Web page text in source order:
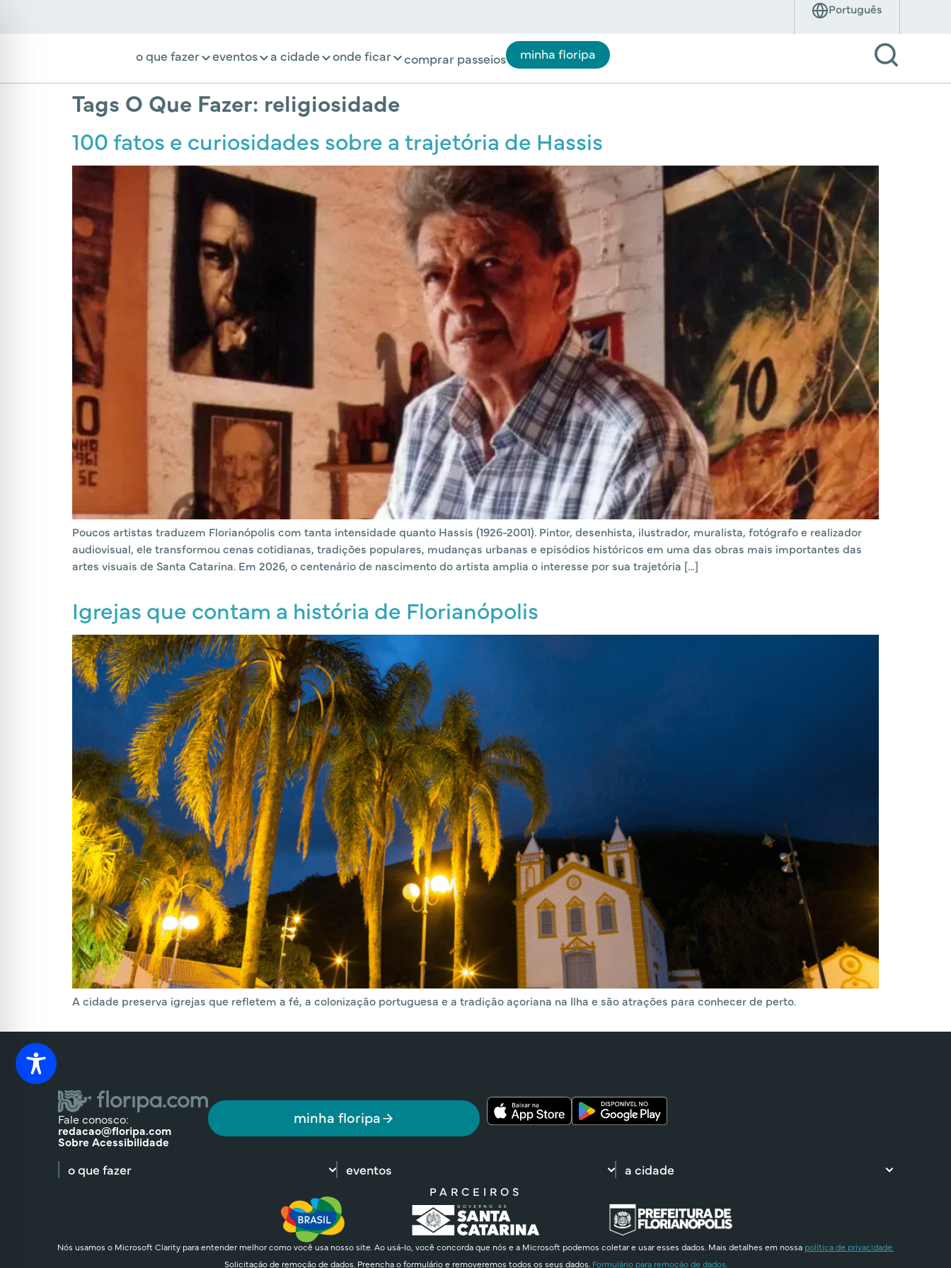
o que fazer eventos a cidade onde ficar comprar passeios minha floripa
Tags O Que Fazer: religiosidade
100 fatos e curiosidades sobre a trajetória de Hassis
Poucos artistas traduzem Florianópolis com tanta intensidade quanto Hassis (1926-2001). Pintor, desenhista, ilustrador, muralista, fotógrafo e realizador
audiovisual, ele transformou cenas cotidianas, tradições populares, mudanças urbanas e episódios históricos em uma das obras mais importantes das
artes visuais de Santa Catarina. Em 2026, o centenário de nascimento do artista amplia o interesse por sua trajetória […]
Igrejas que contam a história de Florianópolis
A cidade preserva igrejas que refletem a fé, a colonização portuguesa e a tradição açoriana na Ilha e são atrações para conhecer de perto.
Fale conosco:
redacao@floripa.com
Sobre Acessibilidade
minha floripa
o que fazer eventos a cidade
PARCEIROS
Nós usamos o Microsoft Clarity para entender melhor como você usa nosso site. Ao usá-lo, você concorda que nós e a Microsoft podemos coletar e usar esses dados. Mais detalhes em nossa política de privacidade.
Solicitação de remoção de dados. Preencha o formulário e removeremos todos os seus dados. Formulário para remoção de dados.